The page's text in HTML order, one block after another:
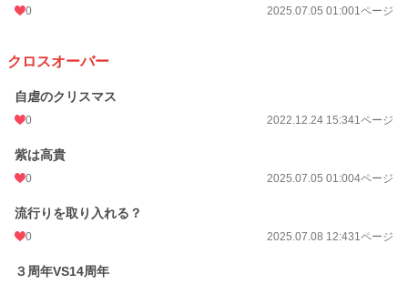
0 2025.07.05 01:001ページ
クロスオーバー
自虐のクリスマス
0 2022.12.24 15:341ページ
紫は高貴
0 2025.07.05 01:004ページ
流行りを取り入れる？
0 2025.07.08 12:431ページ
３周年VS14周年